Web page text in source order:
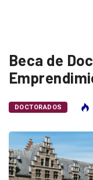
Beca de
DOCTORADOS